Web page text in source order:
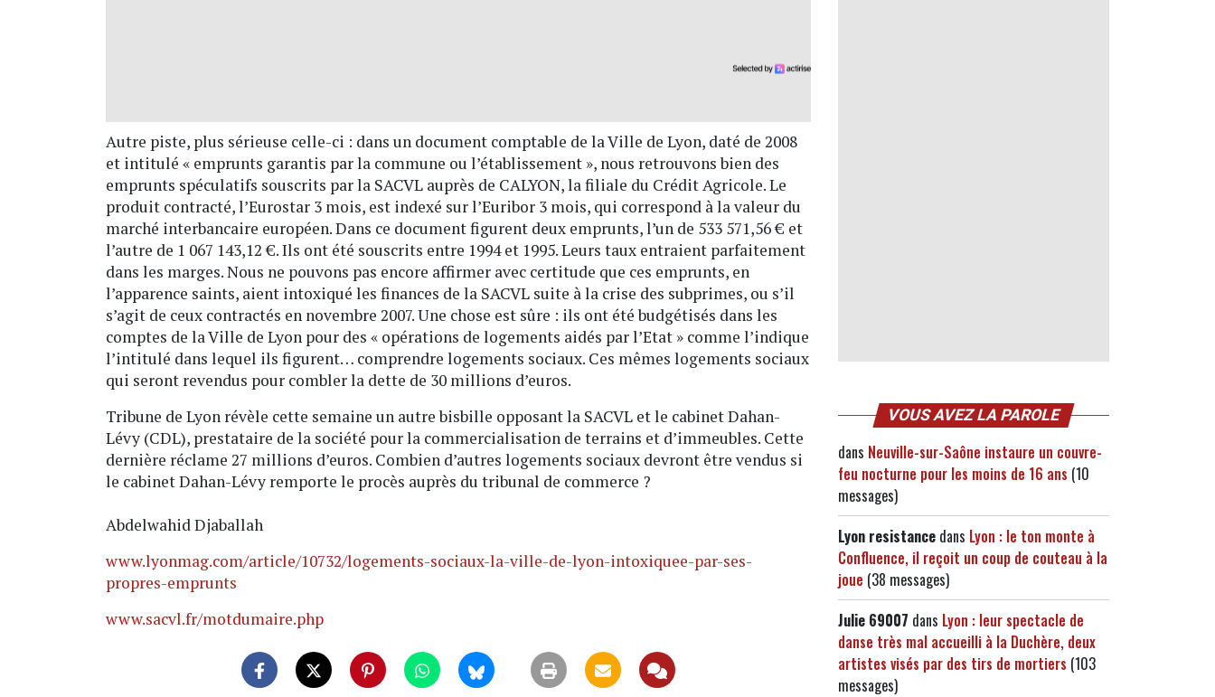
Autre piste, plus sérieuse celle-ci : dans un document comptable de la Ville de Lyon, daté de 2008
et intitulé « emprunts garantis par la commune ou l’établissement », nous retrouvons bien des
emprunts spéculatifs souscrits par la SACVL auprès de CALYON, la filiale du Crédit Agricole. Le
produit contracté, l’Eurostar 3 mois, est indexé sur l’Euribor 3 mois, qui correspond à la valeur du
marché interbancaire européen. Dans ce document figurent deux emprunts, l’un de 533 571,56 € et
l’autre de 1 067 143,12 €. Ils ont été souscrits entre 1994 et 1995. Leurs taux entraient parfaitement
dans les marges. Nous ne pouvons pas encore affirmer avec certitude que ces emprunts, en
l’apparence saints, aient intoxiqué les finances de la SACVL suite à la crise des subprimes, ou s’il
s’agit de ceux contractés en novembre 2007. Une chose est sûre : ils ont été budgétisés dans les
comptes de la Ville de Lyon pour des « opérations de logements aidés par l’Etat » comme l’indique
l’intitulé dans lequel ils figurent… comprendre logements sociaux. Ces mêmes logements sociaux
qui seront revendus pour combler la dette de 30 millions d’euros.
Tribune de Lyon révèle cette semaine un autre bisbille opposant la SACVL et le cabinet Dahan-
Lévy (CDL), prestataire de la société pour la commercialisation de terrains et d’immeubles. Cette
dernière réclame 27 millions d’euros. Combien d’autres logements sociaux devront être vendus si
le cabinet Dahan-Lévy remporte le procès auprès du tribunal de commerce ?
Abdelwahid Djaballah
www.lyonmag.com/article/10732/logements-sociaux-la-ville-de-lyon-intoxiquee-par-ses-
propres-emprunts
www.sacvl.fr/motdumaire.php
VOUS AVEZ LA PAROLE
dans Neuville-sur-Saône instaure un couvre-
feu nocturne pour les moins de 16 ans (10
messages)
Lyon resistance dans Lyon : le ton monte à
Confluence, il reçoit un coup de couteau à la
joue (38 messages)
Julie 69007 dans Lyon : leur spectacle de
danse très mal accueilli à la Duchère, deux
artistes visés par des tirs de mortiers (103
messages)